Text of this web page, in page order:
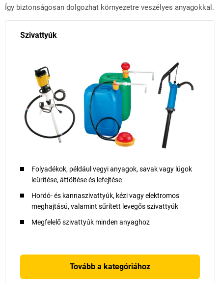
Így biztonságosan dolgozhat környezetre veszélyes anyagokkal.
Szivattyúk
Folyadékok, például vegyi anyagok, savak vagy lúgok
leürítése, áttöltése és lefejtése
Hordó- és kannaszivattyúk, kézi vagy elektromos
meghajtású, valamint sűrített levegős szivattyúk
Megfelelő szivattyúk minden anyaghoz
Tovább a kategóriához